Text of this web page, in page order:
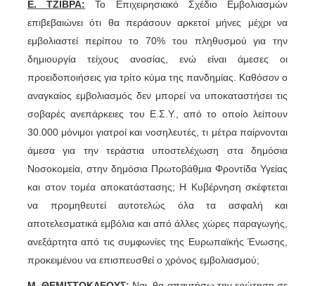
Ε. ΤΖΙΒΡΑ: Το Επιχειρησιακό Σχέδιο Εμβολιασμών
επιβεβαιώνει ότι θα περάσουν αρκετοί μήνες μέχρι να
εμβολιαστεί περίπου το 70% του πληθυσμού για την
δημιουργία τείχους ανοσίας, ενώ είναι άμεσες οι
προειδοποιήσεις για τρίτο κύμα της πανδημίας. Καθόσον ο
αναγκαίος εμβολιασμός δεν μπορεί να υποκαταστήσει τις
σοβαρές ανεπάρκειες του Ε.Σ.Υ., από το οποίο λείπουν
30.000 μόνιμοι γιατροί και νοσηλευτές, τι μέτρα παίρνονται
άμεσα για την τεράστια υποστελέχωση στα δημόσια
Νοσοκομεία, στην δημόσια Πρωτοβάθμια Φροντίδα Υγείας
και στον τομέα αποκατάστασης; Η Κυβέρνηση σκέφτεται
να προμηθευτεί αυτοτελώς όλα τα ασφαλή και
αποτελεσματικά εμβόλια και από άλλες χώρες παραγωγής,
ανεξάρτητα από τις συμφωνίες της Ευρωπαϊκής Ένωσης,
προκειμένου να επισπευσθεί ο χρόνος εμβολιασμού;